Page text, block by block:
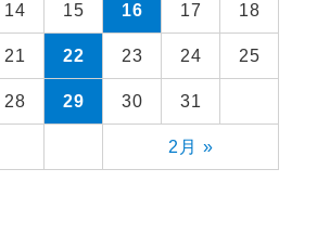
2月 »
14 15 16 17 18
21 22 23 24 25
28 29 30 31